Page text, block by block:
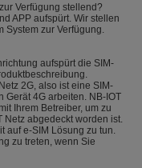
Verfügung stellend?
APP aufspürt. Wir stellen
System zur Verfügung.
aufspürt die SIM-
2G, also ist eine SIM-
Gerät 4G arbeiten. NB-IOT
Ihrem Betreiber, um zu
Netz abgedeckt worden ist.
auf e-SIM Lösung zu tun.
zu treten, wenn Sie